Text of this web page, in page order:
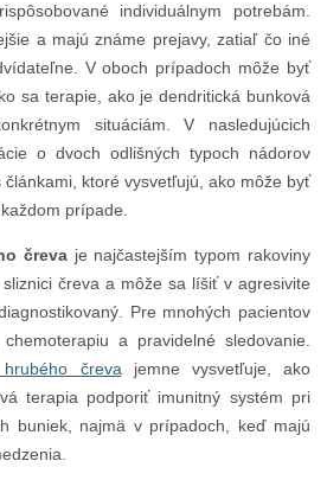
individuálnym potrebám.
a majú známe prejavy, zatiaľ čo iné
V oboch prípadoch môže byť
sa terapie, ako je dendritická bunková
situáciám. V nasledujúcich
o dvoch odlišných typoch nádorov
ktoré vysvetľujú, ako môže byť
prípade.
črevaje najčastejším typom rakoviny
čreva a môže sa líšiť v agresivite
Pre mnohých pacientov
a pravidelné sledovanie.
hrubého čreva jemne vysvetľuje, ako
terapia podporiť imunitný systém pri
buniek, najmä v prípadoch, keď majú